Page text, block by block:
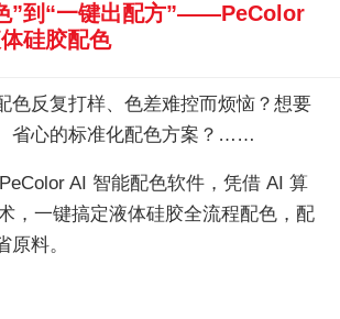
”到“一键出配方”——PeColor
硅胶配色
色反复打样、色差难控而烦恼？想要
省心的标准化配色方案？……
AI 智能配色软件，凭借 AI 算
，一键搞定液体硅胶全流程配色，配
原料。